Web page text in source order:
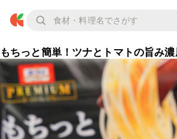
もちっと簡単！ツナとトマトの旨み